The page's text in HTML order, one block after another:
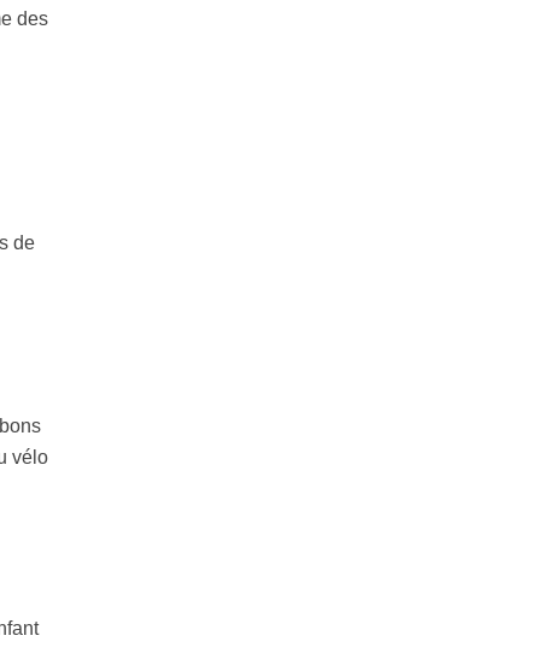
des
de
vélo